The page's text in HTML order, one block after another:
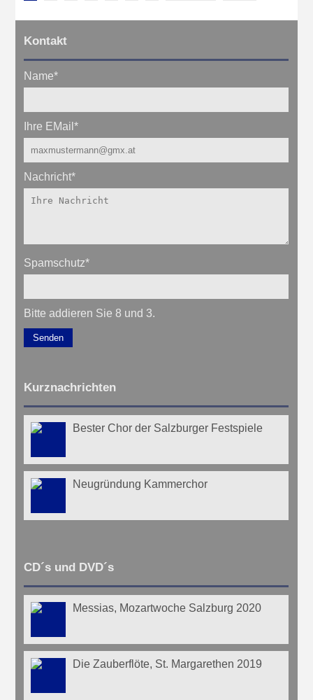
Kontakt
Name*
Ihre EMail*
Nachricht*
Spamschutz*
Bitte addieren Sie 8 und 3.
Senden
Kurznachrichten
Bester Chor der Salzburger Festspiele
Neugründung Kammerchor
CD´s und DVD´s
Messias, Mozartwoche Salzburg 2020
Die Zauberflöte, St. Margarethen 2019